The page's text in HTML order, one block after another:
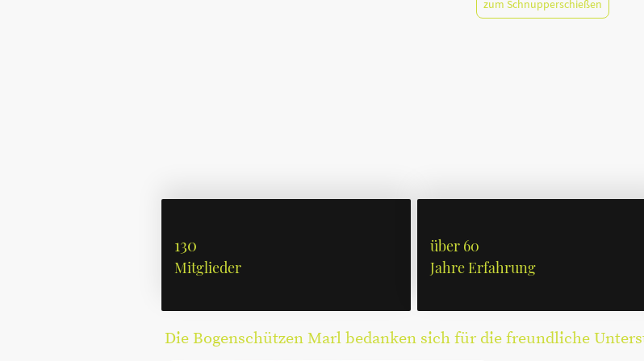
zum Schnupperschießen
130
Mitglieder
über 60
Jahre Erfahrung
Die Bogenschützen Marl bedanken sich für die freundliche